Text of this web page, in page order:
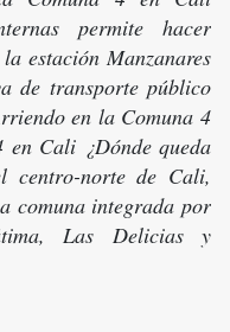
permite hacer
estación Manzanares
de transporte público
en la Comuna 4
Cali ¿Dónde queda
norte de Cali,
comuna integrada por
Las Delicias y